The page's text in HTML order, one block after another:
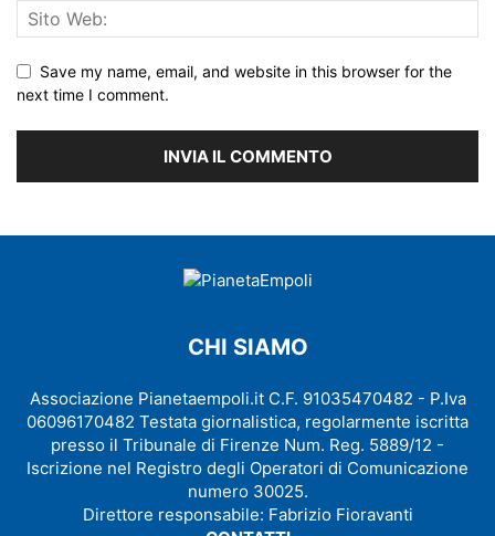
Save my name, email, and website in this browser for the
next time I comment.
CHI SIAMO
Associazione Pianetaempoli.it C.F. 91035470482 - P.Iva
06096170482 Testata giornalistica, regolarmente iscritta
presso il Tribunale di Firenze Num. Reg. 5889/12 -
Iscrizione nel Registro degli Operatori di Comunicazione
numero 30025.
Direttore responsabile: Fabrizio Fioravanti